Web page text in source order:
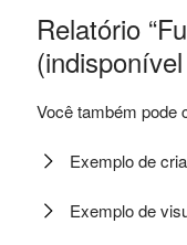
Relatório
Você também pode
Exemplo de
Exemplo de